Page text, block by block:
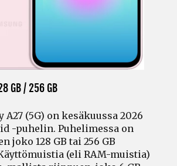
GB / 256 GB
A27 (5G) on kesäkuussa 2026
-puhelin. Puhelimessa on
joko 128 GB tai 256 GB
(eli RAM-muistia)